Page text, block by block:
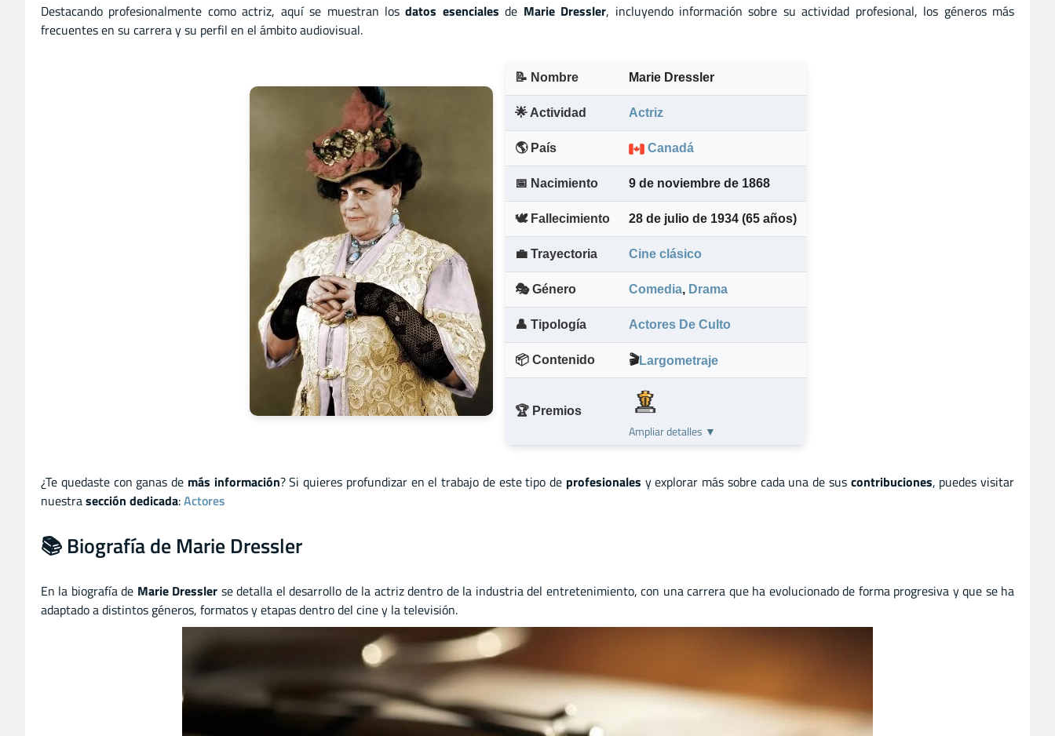
Destacando profesionalmente como actriz, aquí se muestran losdatos esenciales de Marie Dressler, incluyendo información sobre su actividad profesional, los géneros más
frecuentes en su carrera y su perfil en el ámbito audiovisual.
📝 Nombre Marie Dressler
🌟 Actividad Actriz
🌎 País Canadá
📅 Nacimiento 9 de noviembre de 1868
🕊️ Fallecimiento 28 de julio de 1934 (65 años)
💼 Trayectoria Cine clásico
🎭 Género Comedia, Drama
👤 Tipología Actores De Culto
📦 Contenido 🎬Largometraje
🏆 Premios
Ampliar detalles ▼
¿Te quedaste con ganas de más información? Si quieres profundizar en el trabajo de este tipo de profesionales y explorar más sobre cada una de sus contribuciones, puedes visitar
nuestrasección dedicada:Actores
📚 Biografía de Marie Dressler
En la biografía de Marie Dressler se detalla el desarrollo de la actriz dentro de la industria del entretenimiento, con una carrera que ha evolucionado de forma progresiva y que se ha
adaptado a distintos géneros, formatos y etapas dentro del cine y la televisión.